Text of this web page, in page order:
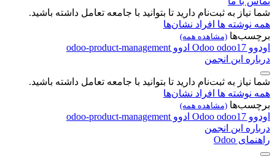
شما نیاز به ثبت‌نام دارید تا بتوانید با جامعه تعامل داشته باشید.
همه نوشته ها افراد نشان‌ها
برچسب‌ها (مشاهده همه)
اودوو Odoo odoo17 ادوو odoo-product-management
درباره این انجمن
شما نیاز به ثبت‌نام دارید تا بتوانید با جامعه تعامل داشته باشید.
همه نوشته ها افراد نشان‌ها
برچسب‌ها (مشاهده همه)
اودوو Odoo odoo17 ادوو odoo-product-management
درباره این انجمن
راهنمای Odoo